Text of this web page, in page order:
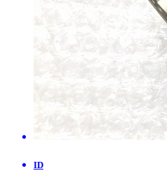
ID